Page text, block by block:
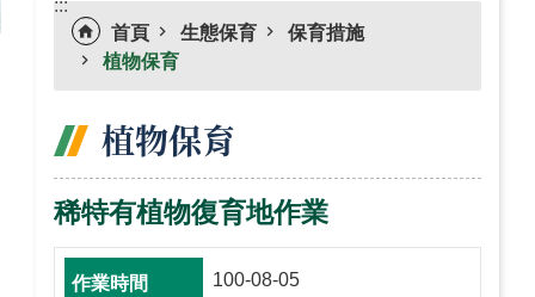
:::
首頁
生態保育
保育措施
植物保育
植物保育
稀特有植物復育地作業
100-08-05